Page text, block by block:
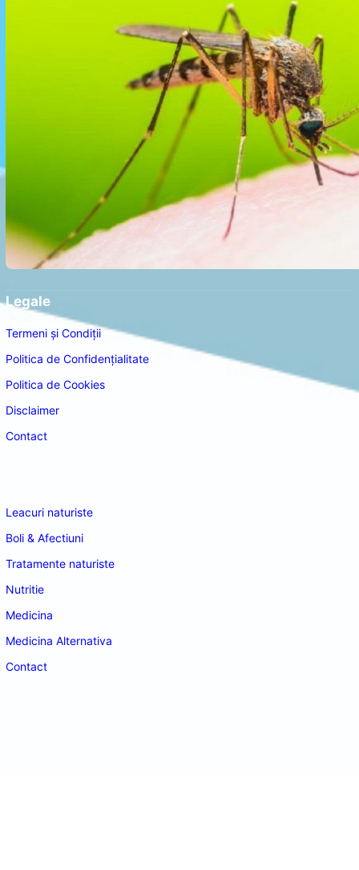
Legale
Termeni și Condiții
Politica de Confidențialitate
Politica de Cookies
Disclaimer
Contact
Leacuri naturiste
Boli & Afectiuni
Tratamente naturiste
Nutritie
Medicina
Medicina Alternativa
Contact